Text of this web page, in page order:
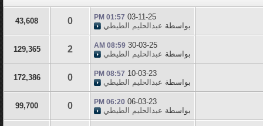
03-11-25
01:57 PM
بواسطة عبدالحليم الطيطي 0
43,608
30-03-25
08:59 AM
بواسطة عبدالحليم الطيطي 2
129,365
10-03-23
08:57 PM
بواسطة عبدالحليم الطيطي 0
172,386
06-03-23
06:20 PM
بواسطة عبدالحليم الطيطي 0
99,700